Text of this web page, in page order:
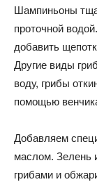
Шампиньоны
проточной
добавить
Другие виды
воду, грибы
помощью
Добавляем
маслом. Зелень
грибами и